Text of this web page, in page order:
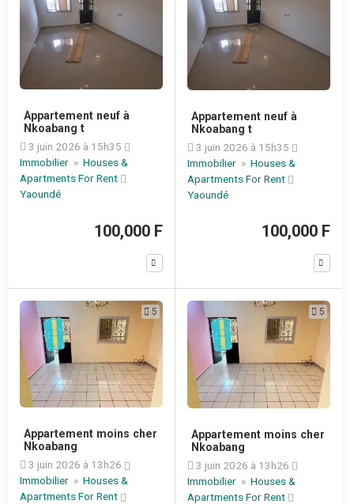
Appartement neuf à
Nkoabang t
3 juin 2026 à 15h35
Immobilier » Houses &
Apartments For Rent
Yaoundé
100,000 F
Appartement neuf à
Nkoabang t
3 juin 2026 à 15h35
Immobilier » Houses &
Apartments For Rent
Yaoundé
100,000 F
5
Appartement moins cher
Nkoabang
3 juin 2026 à 13h26
Immobilier » Houses &
Apartments For Rent
5
Appartement moins cher
Nkoabang
3 juin 2026 à 13h26
Immobilier » Houses &
Apartments For Rent